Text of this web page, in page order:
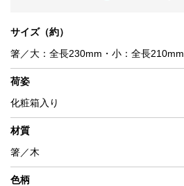
サイズ（約）
箸／大：全長230mm・小：全長210mm
荷姿
化粧箱入り
材質
箸／木
色柄